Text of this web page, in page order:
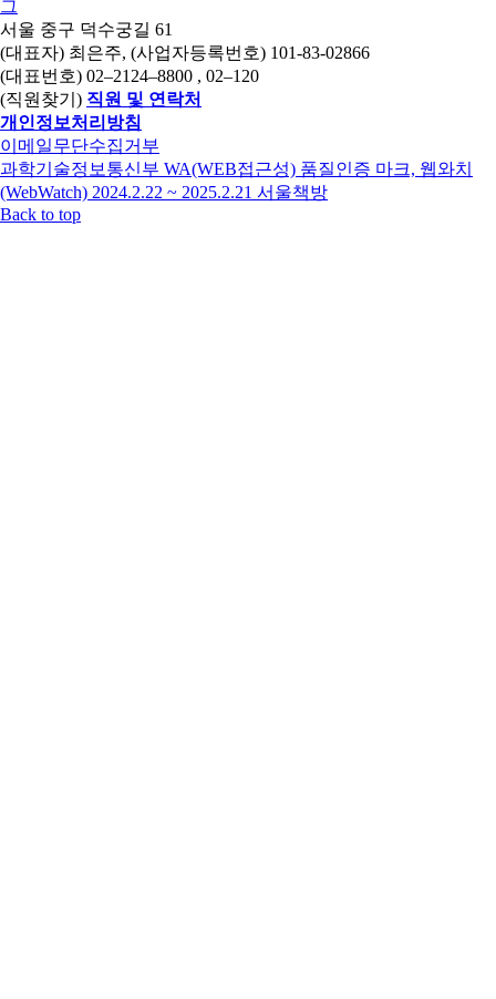
그
서울 중구 덕수궁길 61
(대표자) 최은주, (사업자등록번호) 101-83-02866
(대표번호) 02–2124–8800 , 02–120
(직원찾기) 직원 및 연락처
개인정보처리방침
이메일무단수집거부
과학기술정보통신부 WA(WEB접근성) 품질인증 마크, 웹와치
(WebWatch) 2024.2.22 ~ 2025.2.21 서울책방
Back to top